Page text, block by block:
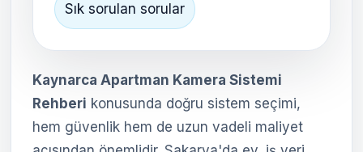
Sık sorulan sorular
Kaynarca Apartman Kamera Sistemi
Rehberi konusunda doğru sistem seçimi,
hem güvenlik hem de uzun vadeli maliyet